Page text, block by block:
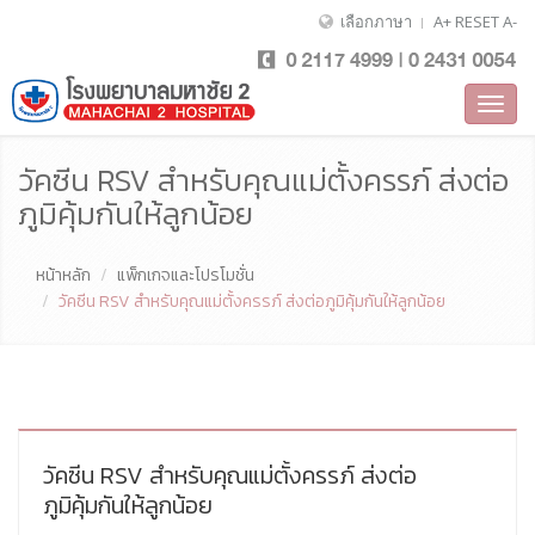
เลือกภาษา A+ RESETA-
วัคซีน RSV สำหรับคุณแม่ตั้งครรภ์ ส่งต่อ
ภูมิคุ้มกันให้ลูกน้อย
หน้าหลัก
แพ็กเกจและโปรโมชั่น
วัคซีน RSV สำหรับคุณแม่ตั้งครรภ์ ส่งต่อภูมิคุ้มกันให้ลูกน้อย
วัคซีน RSV สำหรับคุณแม่ตั้งครรภ์ ส่งต่อ
ภูมิคุ้มกันให้ลูกน้อย